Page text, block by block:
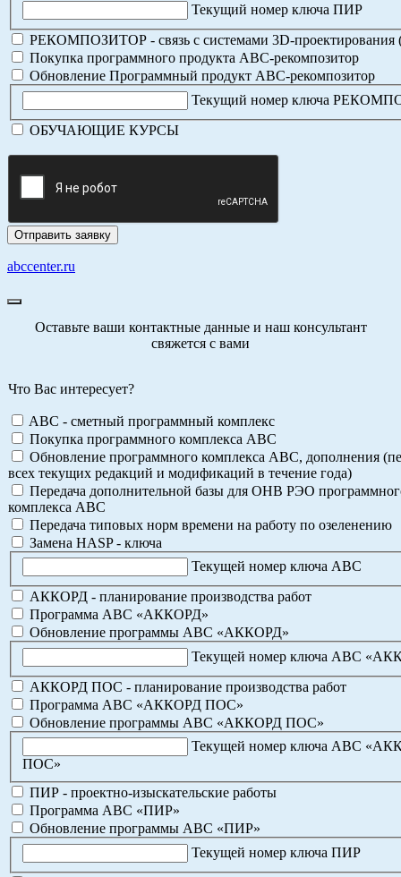
Текущий номер ключа ПИР
РЕКОМПОЗИТОР - связь с системами 3D-проектирования
Покупка программного продукта АВС-рекомпозитор
Обновление Программный продукт АВС-рекомпозитор
Текущий номер ключа
ОБУЧАЮЩИЕ КУРСЫ
abccenter.ru
Оставьте ваши контактные данные и наш консультант
свяжется с вами
Что Вас интересует?
ABC - сметный программный комплекс
Покупка программного комплекса АВС
Обновление программного комплекса АВС, дополнения
всех текущих редакций и модификаций в течение года)
Передача дополнительной базы для ОНВ РЭО
комплекса АВС
Передача типовых норм времени на работу по озеленению
Замена HASP - ключа
Текущей номер ключа АВС
АККОРД - планирование производства работ
Программа АВС «АККОРД»
Обновление программы АВС «АККОРД»
Текущей номер ключа АВС
АККОРД ПОС - планирование производства работ
Программа АВС «АККОРД ПОС»
Обновление программы АВС «АККОРД ПОС»
Текущей номер ключа АВС
ПОС»
ПИР - проектно-изыскательские работы
Программа АВС «ПИР»
Обновление программы АВС «ПИР»
Текущей номер ключа ПИР